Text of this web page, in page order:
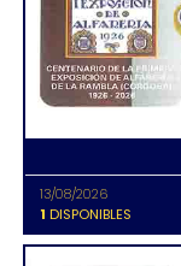
13/08/2026
1 DISPONIBLES